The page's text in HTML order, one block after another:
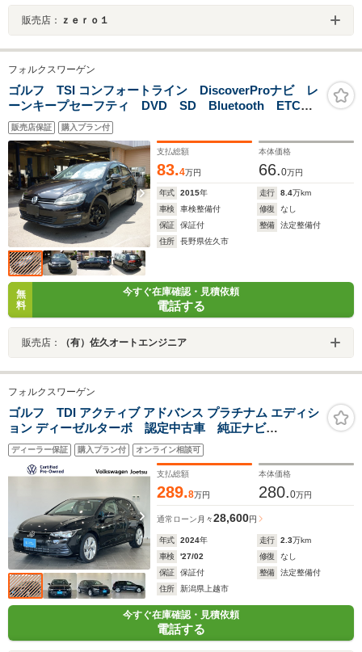
販売店： ｚｅｒｏ１
フォルクスワーゲン
ゴルフ TSI コンフォートライン DiscoverProナビ レ
ーンキープセーフティ DVD SD Bluetooth ETC
バックカメラ スペアキー有 タイヤレグノ8分山 内外
装クリーニング済
販売店保証 購入プラン付
支払総額
83.4万円
本体価格
66.0万円
年式 2015年 走行 8.4万km
車検
車検整備付 修復
なし
保証
保証付 整備
法定整備付
住所
長野県佐久市
無
料
今すぐ在庫確認・見積依頼
電話する
販売店： （有）佐久オートエンジニア
フォルクスワーゲン
ゴルフ TDI アクティブ アドバンス プラチナム エディシ
ョン ディーゼルターボ 認定中古車 純正ナビ
DiscoverPro LEDマトリックスヘッドライト シートヒ
ーター ヘッドアップディスプレイ アダプティブクル
ーズコントロール リアビューカメラ
ディーラー保証 購入プラン付 オンライン相談可
支払総額
289.8万円
本体価格
280.0万円
通常ローン 月々28,600円
年式 2024年 走行 2.3万km
車検
'27/02 修復
なし
保証
保証付 整備
法定整備付
住所
新潟県上越市
今すぐ在庫確認・見積依頼
電話する